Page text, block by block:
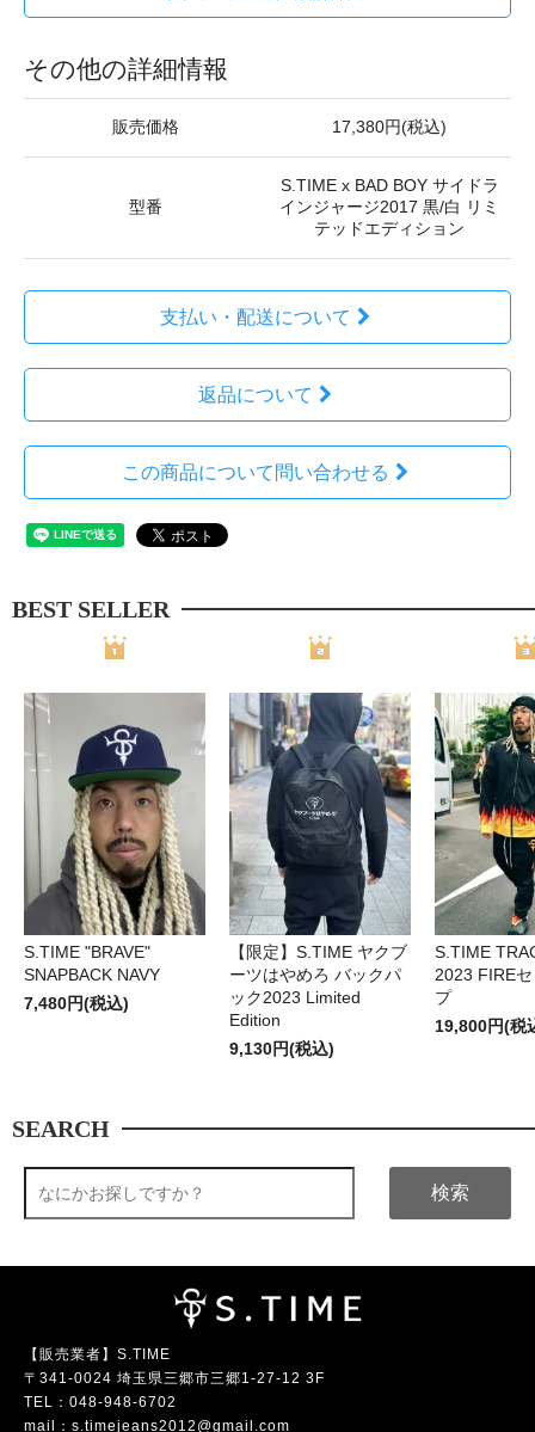
その他の詳細情報
販売価格 17,380円(税込)
型番
S.TIME x BAD BOY サイドラ
インジャージ2017 黒/白 リミ
テッドエディション
支払い・配送について
返品について
この商品について問い合わせる
BEST SELLER
S.TIME "BRAVE"
SNAPBACK NAVY
7,480円(税込)
【限定】S.TIME ヤクブ
ーツはやめろ バックパ
ック2023 Limited
Edition
9,130円(税込)
S.TIME
2023 FIRE
プ
19,800円(税
SEARCH
検索
【販売業者】S.TIME
〒341-0024 埼玉県三郷市三郷1-27-12 3F
TEL： 048-948-6702
mail： s.timejeans2012@gmail.com